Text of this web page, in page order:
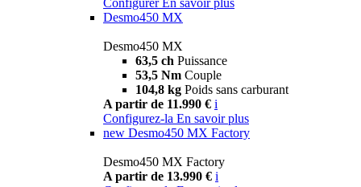
Configurer En savoir plus
Desmo450 MX
Desmo450 MX
63,5 ch Puissance
53,5 Nm Couple
104,8 kg Poids sans carburant
A partir de 11.990 € i
Configurez-la En savoir plus
new Desmo450 MX Factory
Desmo450 MX Factory
A partir de 13.990 € i